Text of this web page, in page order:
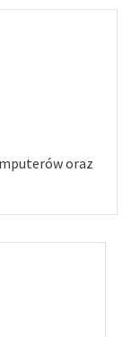
oraz